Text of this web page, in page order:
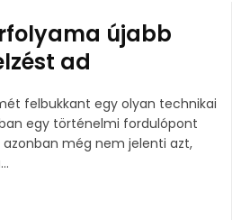
újabb
ad
felbukkant egy olyan technikai
egy történelmi fordulópont